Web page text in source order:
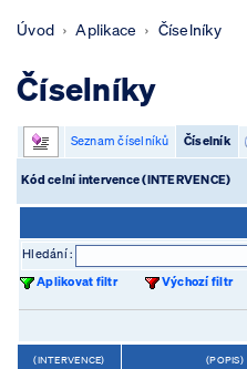
Úvod Aplikace Číselníky
Číselníky
Seznam číselníků Číselník
Kód celní intervence (INTERVENCE)
Hledání :
Aplikovat filtr
Výchozí filtr
(INTERVENCE) (POPIS)